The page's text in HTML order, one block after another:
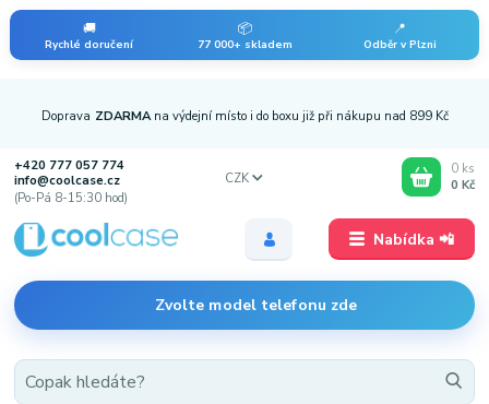
🚚
Rychlé doručení
📦
77 000+ skladem
📍
Odběr v Plzni
Nabídka 📲
Doprava ZDARMA na výdejní místo i do boxu již při nákupu nad 899 Kč
+420 777 057 774
info@coolcase.cz
(Po-Pá 8-15:30 hod)
Zvolte model telefonu zde
CZK
0 ks
0 Kč